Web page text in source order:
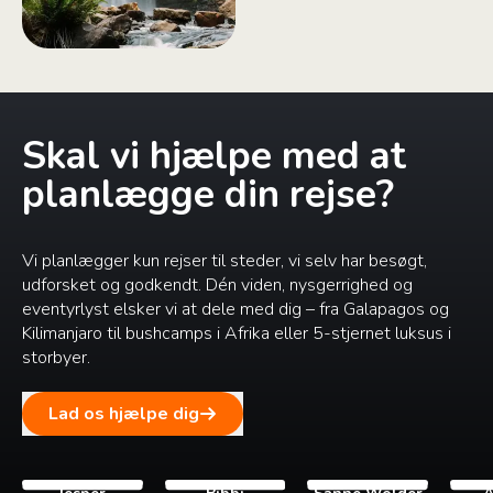
Skal vi hjælpe med at
planlægge din rejse?
Vi planlægger kun rejser til steder, vi selv har besøgt,
udforsket og godkendt. Dén viden, nysgerrighed og
eventyrlyst elsker vi at dele med dig – fra Galapagos og
Kilimanjaro til bushcamps i Afrika eller 5-stjernet luksus i
storbyer.
Lad os hjælpe dig